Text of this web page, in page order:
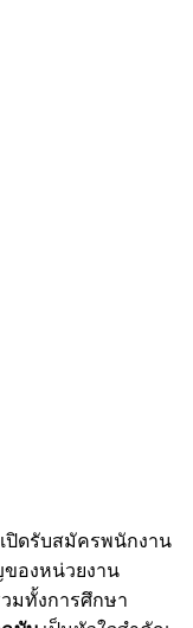
ปิดรับสมัครพนักงาน
องหน่วยงาน
มทั้งการศึกษา